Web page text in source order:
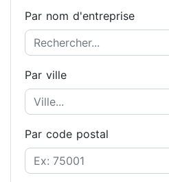
Par nom d'entreprise
Par ville
Par code postal